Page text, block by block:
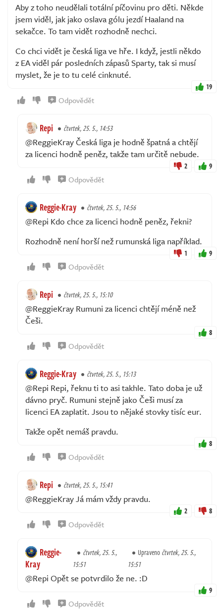
Aby z toho neudělali totální píčovinu pro děti. Někde
jsem viděl, jak jako oslava gólu jezdí Haaland na
sekačce. To tam vidět rozhodně nechci.
Co chci vidět je česká liga ve hře. I když, jestli někdo
z EA viděl pár posledních zápasů Sparty, tak si musí
myslet, že je to tu celé cinknuté.
19
Odpovědět
Repi čtvrtek, 25. 5., 14:53
@ReggieKray Česká liga je hodně špatná a chtějí
za licenci hodně peněz, takže tam určitě nebude.
2 9
Odpovědět
Reggie-Kray čtvrtek, 25. 5., 14:56
@Repi Kdo chce za licenci hodně peněz, řekni?
Rozhodně není horší než rumunská liga například.
1 9
Odpovědět
Repi čtvrtek, 25. 5., 15:10
@ReggieKray Rumuni za licenci chtějí méně než
Češi.
8
Odpovědět
Reggie-Kray čtvrtek, 25. 5., 15:13
@Repi Repi, řeknu ti to asi takhle. Tato doba je už
dávno pryč. Rumuni stejně jako Češi musí za
licenci EA zaplatit. Jsou to nějaké stovky tisíc eur.
Takže opět nemáš pravdu.
8
Odpovědět
Repi čtvrtek, 25. 5., 15:41
@ReggieKray Já mám vždy pravdu.
2 8
Odpovědět
Reggie-
Kray
čtvrtek, 25. 5.,
15:51
Upravenočtvrtek, 25. 5.,
15:51
@Repi Opět se potvrdilo že ne. :D
9
Odpovědět